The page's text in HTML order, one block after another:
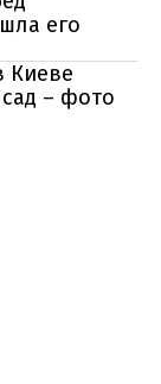
его
Киеве
– фото